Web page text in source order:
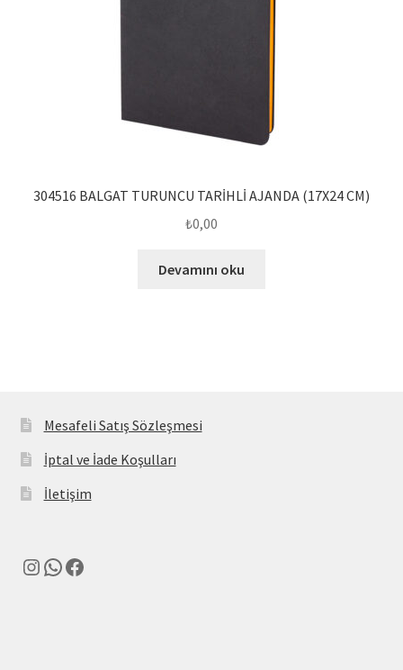
304516 BALGAT TURUNCU TARİHLİ AJANDA (17X24 CM)
₺0,00
Devamını oku
Mesafeli Satış Sözleşmesi
İptal ve İade Koşulları
İletişim
Instagram
WhatsApp
Facebook